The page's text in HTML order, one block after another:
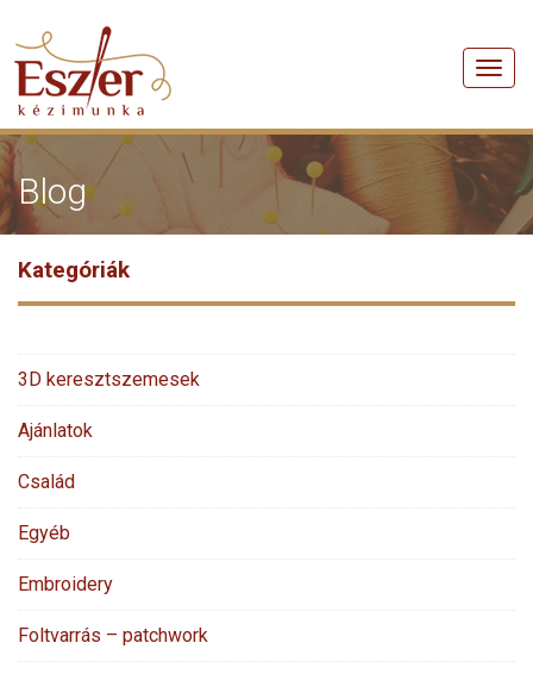
Menü
Blog
Kategóriák
3D keresztszemesek
Ajánlatok
Család
Egyéb
Embroidery
Foltvarrás – patchwork